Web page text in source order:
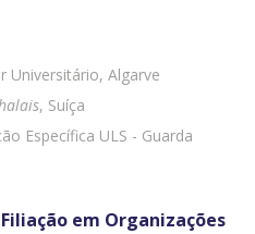
Universitário, Algarve
, Suíça
Específica ULS - Guarda
em Organizações